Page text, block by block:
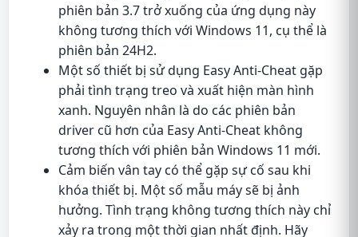
phiên bản 3.7 trở xuống của ứng dụng này
không tương thích với Windows 11, cụ thể là
phiên bản 24H2.
Một số thiết bị sử dụng Easy Anti-Cheat gặp
phải tình trạng treo và xuất hiện màn hình
xanh. Nguyên nhân là do các phiên bản
driver cũ hơn của Easy Anti-Cheat không
tương thích với phiên bản Windows 11 mới.
Cảm biến vân tay có thể gặp sự cố sau khi
khóa thiết bị. Một số mẫu máy sẽ bị ảnh
hưởng. Tình trạng không tương thích này chỉ
xảy ra trong một thời gian nhất định. Hãy